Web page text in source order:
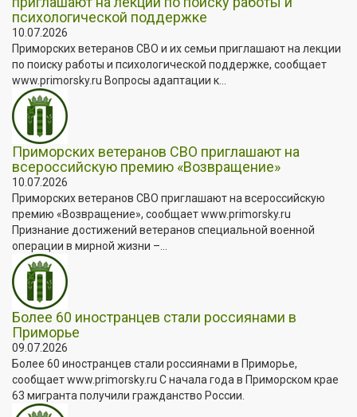
психологической поддержке
10.07.2026
Приморских ветеранов СВО и их семьи приглашают на лекции
по поиску работы и психологической поддержке, сообщает
www.primorsky.ru Вопросы адаптации к...
Приморских ветеранов СВО приглашают на
всероссийскую премию «Возвращение»
10.07.2026
Приморских ветеранов СВО приглашают на всероссийскую
премию «Возвращение», сообщает www.primorsky.ru
Признание достижений ветеранов специальной военной
операции в мирной жизни –...
Более 60 иностранцев стали россиянами в
Приморье
09.07.2026
Более 60 иностранцев стали россиянами в Приморье,
сообщает www.primorsky.ru С начала года в Приморском крае
63 мигранта получили гражданство России.